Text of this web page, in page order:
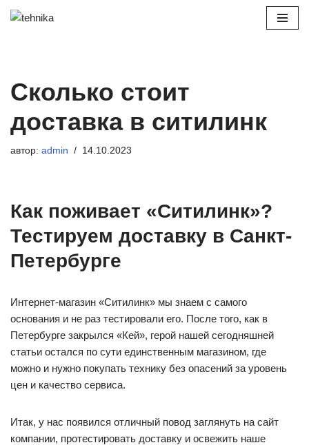
Сколько стоит
доставка в ситилинк
автор: admin 14.10.2023
Как поживает «Ситилинк»?
Тестируем доставку в Санкт-
Петербурге
Интернет-магазин «Ситилинк» мы знаем с самого
основания и не раз тестировали его. После того, как в
Петербурге закрылся «Кей», герой нашей сегодняшней
статьи остался по сути единственным магазином, где
можно и нужно покупать технику без опасений за уровень
цен и качество сервиса.
Итак, у нас появился отличный повод заглянуть на сайт
компании, протестировать доставку и освежить наше